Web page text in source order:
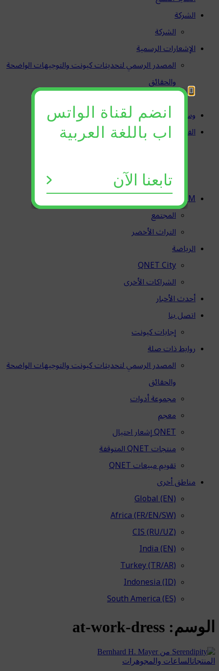
الشركة
الشركة
الإشعارات الرسمية
المصدر الرسمي لتحديثات كيونت والتوجيهات الواضحة
والحقائق
وسائط
الفرصة
الامتثال
RYTHM
المجتمع
التراث الأخضر
الرياضة
QNET City
الشراكات الأخرى
أحدث الأخبار
اتصل بنا
إجابات كيونت
روابط ذات صلة
المصدر الرسمي لتحديثات كيونت والتوجيهات الواضحة
والحقائق
مجموعة أدوات
معجم
QNET إشعار احتيال
منتجات QNET المتوقفة
تقويم مبيعات QNET
مناطق أخرى
Global (EN)
Africa (FR/EN/SW)
CIS (RU/UZ)
India (EN)
Turkey (TR/AR)
Indonesia (ID)
South America (ES)
الوسم: at-work-dress
المنتجاتالساعات والمجوهرات
انضم لقناة الواتس
اب باللغة العربية
تابعنا الآن